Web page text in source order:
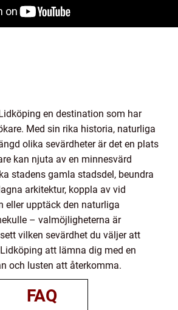
en destination som har
Med sin rika historia, naturliga
olika sevärdheter är det en plats
kan njuta av en minnesvärd
stadens gamla stadsdel, beundra
arkitektur, koppla av vid
eller upptäck den naturliga
– valmöjligheterna är
vilken sevärdhet du väljer att
att lämna dig med en
och lusten att återkomma.
FAQ